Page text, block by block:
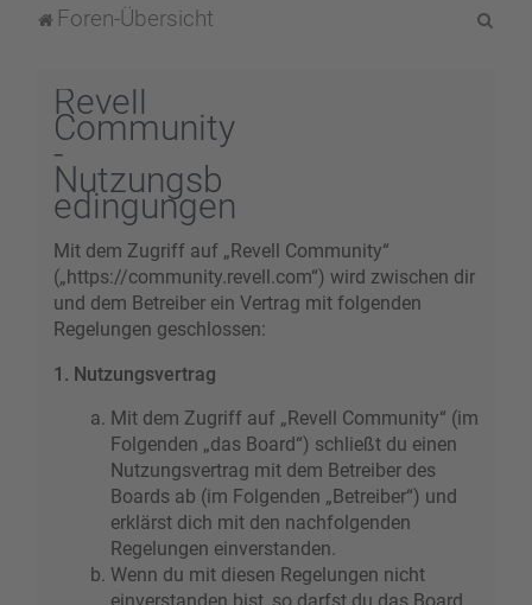
Foren-Übersicht
Revell
Community
-
Nutzungsb
edingungen
Mit dem Zugriff auf „Revell Community“
(„https://community.revell.com“) wird zwischen dir
und dem Betreiber ein Vertrag mit folgenden
Regelungen geschlossen:
1. Nutzungsvertrag
Mit dem Zugriff auf „Revell Community“ (im
Folgenden „das Board“) schließt du einen
Nutzungsvertrag mit dem Betreiber des
Boards ab (im Folgenden „Betreiber“) und
erklärst dich mit den nachfolgenden
Regelungen einverstanden.
Wenn du mit diesen Regelungen nicht